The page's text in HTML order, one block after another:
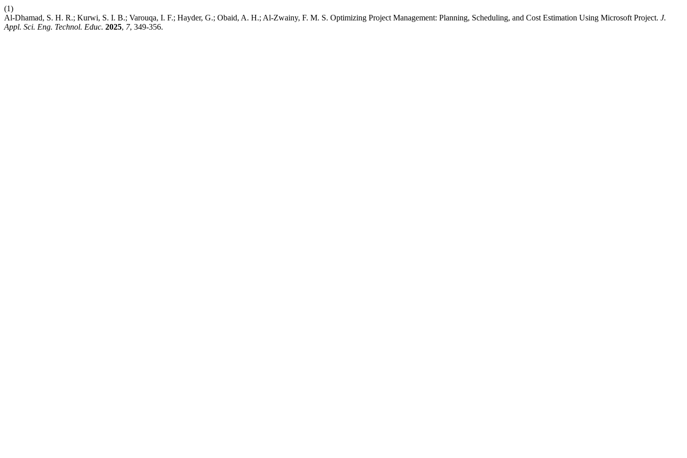
(1)
Al-Dhamad, S. H. R.; Kurwi, S. I. B.; Varouqa, I. F.; Hayder, G.; Obaid, A. H.; Al-Zwainy, F. M. S. Optimizing Project Management: Planning, Scheduling, and Cost Estimation Using Microsoft Project. J.
Appl. Sci. Eng. Technol. Educ. 2025, 7, 349-356.